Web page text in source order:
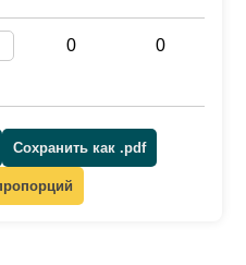
0 0
Сохранить как .pdf